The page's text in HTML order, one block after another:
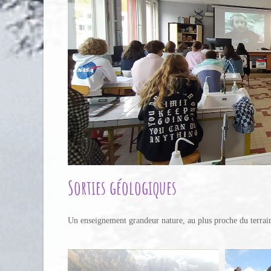
Sorties géologiques
Un enseignement grandeur nature, au plus proche du